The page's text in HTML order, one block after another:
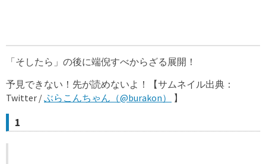
「そしたら」の後に端倪すべからざる展開！
予見できない！先が読めないよ！【サムネイル出典：
Twitter /ぶらこんちゃん（@burakon） 】
1